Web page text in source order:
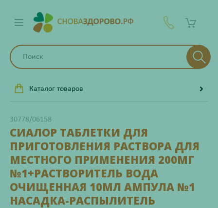
Каталог товаров
30778/06158
СИАЛОР ТАБЛЕТКИ ДЛЯ
ПРИГОТОВЛЕНИЯ РАСТВОРА ДЛЯ
МЕСТНОГО ПРИМЕНЕНИЯ 200МГ
№1+РАСТВОРИТЕЛЬ ВОДА
ОЧИЩЕННАЯ 10МЛ АМПУЛА №1
НАСАДКА-РАСПЫЛИТЕЛЬ